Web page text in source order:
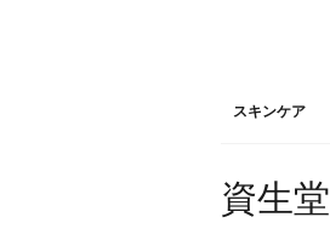
スキンケア
資生堂